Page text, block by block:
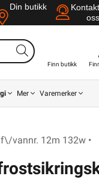
Din butikk
Kontakt
oss
Finn butikk
Mer Varemerker
vannr. 12m 132w •